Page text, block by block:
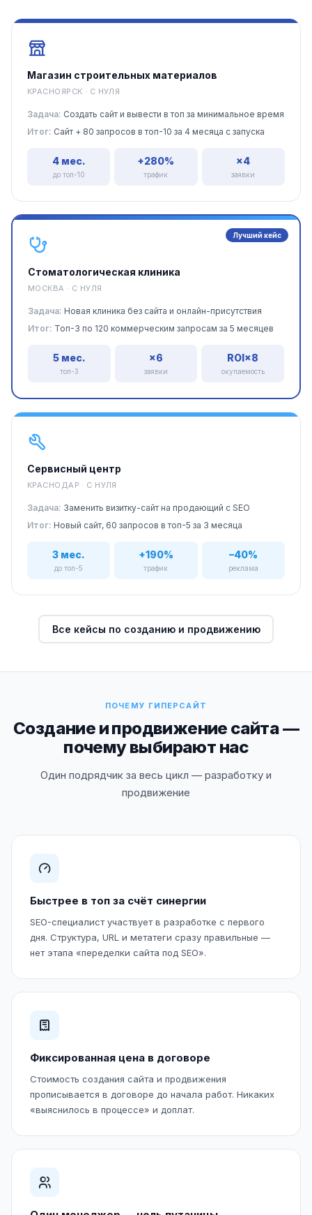
Магазин строительных материалов
КРАСНОЯРСК · С НУЛЯ
Задача: Создать сайт и вывести в топ за минимальное время
Итог: Сайт + 80 запросов в топ-10 за 4 месяца с запуска
4 мес.
до топ-10
+280%
трафик
×4
заявки
Лучший кейс
Стоматологическая клиника
МОСКВА · С НУЛЯ
Задача: Новая клиника без сайта и онлайн-присутствия
Итог: Топ-3 по 120 коммерческим запросам за 5 месяцев
5 мес.
топ-3
×6
заявки
ROI×8
окупаемость
Сервисный центр
КРАСНОДАР · С НУЛЯ
Задача: Заменить визитку-сайт на продающий с SEO
Итог: Новый сайт, 60 запросов в топ-5 за 3 месяца
3 мес.
до топ-5
+190%
трафик
–40%
реклама
Все кейсы по созданию и продвижению
ПОЧЕМУ ГИПЕРСАЙТ
Создание и продвижение сайта —
почему выбирают нас
Один подрядчик за весь цикл — разработку и
продвижение
Быстрее в топ за счёт синергии
SEO-специалист участвует в разработке с первого
дня. Структура, URL и метатеги сразу правильные —
нет этапа «переделки сайта под SEO».
Фиксированная цена в договоре
Стоимость создания сайта и продвижения
прописывается в договоре до начала работ. Никаких
«выяснилось в процессе» и доплат.